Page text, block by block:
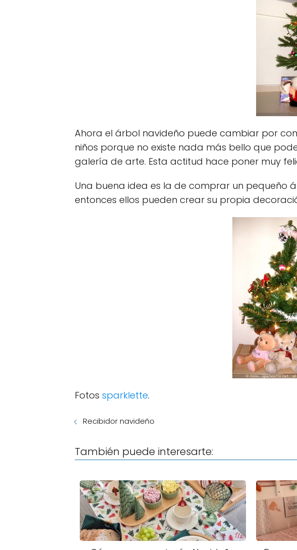
Ahora el árbol navideño puede cambiar por
niños porque no existe nada más bello que
galería de arte. Esta actitud hace poner muy
Una buena idea es la de comprar un pequeño
entonces ellos pueden crear su propia
Fotos sparklette.
Recibidor navideño
También puede interesarte: